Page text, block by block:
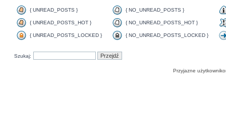
{ UNREAD_POSTS } { NO_UNREAD_POSTS }
{ UNREAD_POSTS_HOT } { NO_UNREAD_POSTS_HOT }
{ UNREAD_POSTS_LOCKED } { NO_UNREAD_POSTS_LOCKED }
Szukaj:
Przyjazne